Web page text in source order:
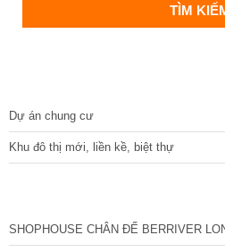
Dự án chung cư
Khu đô thị mới, liền kề, biệt thự
SHOPHOUSE CHÂN ĐẾ BERRIVER